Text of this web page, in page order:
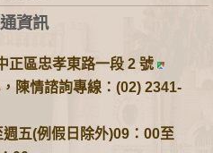
資訊
正區忠孝東路一段 2 號
陳情諮詢專線：(02) 2341-
五(例假日除外)09：00至